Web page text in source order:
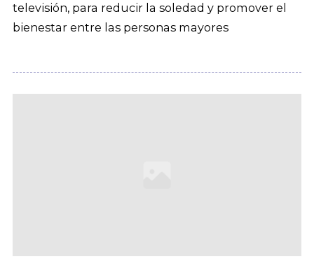
televisión, para reducir la soledad y promover el
bienestar entre las personas mayores